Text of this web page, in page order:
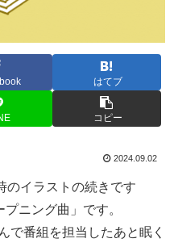
はてブ
コピー
2024.09.02
のイラストの続きです
ニング曲」です。
で番組を担当したあと眠く